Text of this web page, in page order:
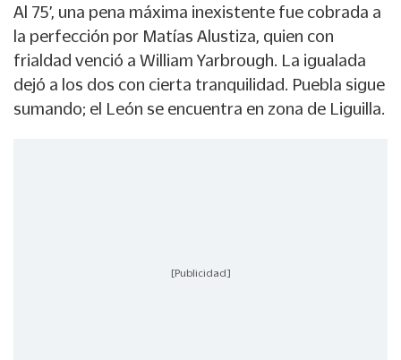
Al 75’, una pena máxima inexistente fue cobrada a
la perfección por Matías Alustiza, quien con
frialdad venció a William Yarbrough. La igualada
dejó a los dos con cierta tranquilidad. Puebla sigue
sumando; el León se encuentra en zona de Liguilla.
[Publicidad]